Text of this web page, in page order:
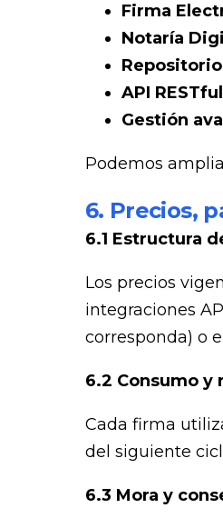
Firma
Notaría
API
Gestión
Podemos
6. Precios,
6.1 Estructura
Los precios
integraciones
corresponda) o
6.2 Consumo y
Cada firma
del siguiente
6.3 Mora y